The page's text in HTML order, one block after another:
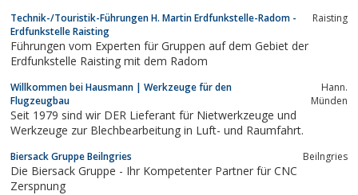
Technik-/Touristik-Führungen H. Martin Erdfunkstelle-Radom -
Erdfunkstelle Raisting
Raisting
Führungen vom Experten für Gruppen auf dem Gebiet der
Erdfunkstelle Raisting mit dem Radom
Willkommen bei Hausmann | Werkzeuge für den
Flugzeugbau
Hann.
Münden
Seit 1979 sind wir DER Lieferant für Nietwerkzeuge und
Werkzeuge zur Blechbearbeitung in Luft- und Raumfahrt.
Biersack Gruppe Beilngries Beilngries
Die Biersack Gruppe - Ihr Kompetenter Partner für CNC
Zerspnung